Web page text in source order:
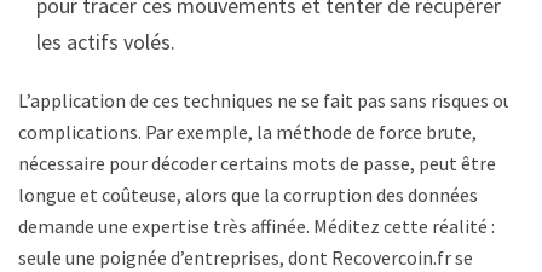
pour tracer ces mouvements et tenter de récupérer
les actifs volés.
L’application de ces techniques ne se fait pas sans risques ou
complications. Par exemple, la méthode de force brute,
nécessaire pour décoder certains mots de passe, peut être
longue et coûteuse, alors que la corruption des données
demande une expertise très affinée. Méditez cette réalité :
seule une poignée d’entreprises, dont Recovercoin.fr se